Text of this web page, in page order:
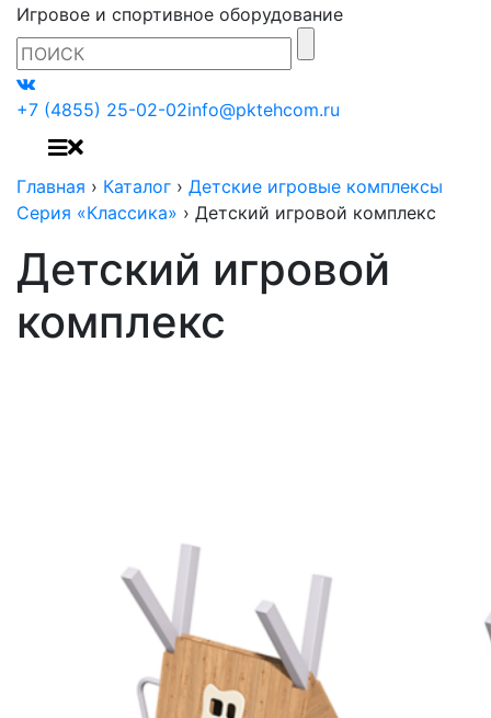
Игровое и спортивное оборудование
+7 (4855) 25-02-02info@pktehcom.ru
Главная › Каталог › Детские игровые комплексы
Серия «Классика» › Детский игровой комплекс
Детский игровой
комплекс